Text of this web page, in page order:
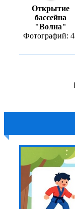
Открытие
бассейна
"Волна"
Фотографий: